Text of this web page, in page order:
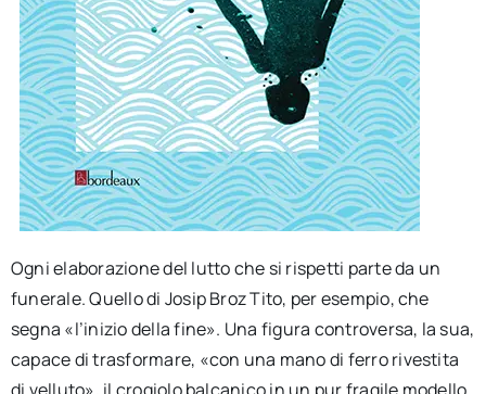
Ogni elaborazione del lutto che si rispetti parte da un
funerale. Quello di Josip Broz Tito, per esempio, che
segna «l’inizio della fine». Una figura controversa, la sua,
capace di trasformare, «con una mano di ferro rivestita